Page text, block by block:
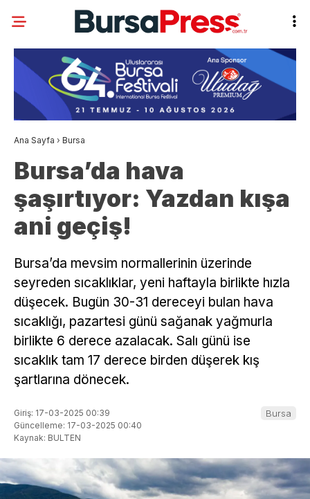
Ana Sayfa › Bursa
Bursa’da hava
şaşırtıyor: Yazdan kışa
ani geçiş!
Bursa’da mevsim normallerinin üzerinde
seyreden sıcaklıklar, yeni haftayla birlikte hızla
düşecek. Bugün 30-31 dereceyi bulan hava
sıcaklığı, pazartesi günü sağanak yağmurla
birlikte 6 derece azalacak. Salı günü ise
sıcaklık tam 17 derece birden düşerek kış
şartlarına dönecek.
Giriş: 17-03-2025 00:39
Güncelleme: 17-03-2025 00:40
Kaynak: BULTEN
Bursa